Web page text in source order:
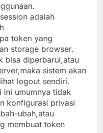
adalah
token yang
storage browser.
bisa diperbarui,atau
sistem akan
logout sendiri.
ini umumnya tidak
konfigurasi privasi
ubah,atau
membuat token